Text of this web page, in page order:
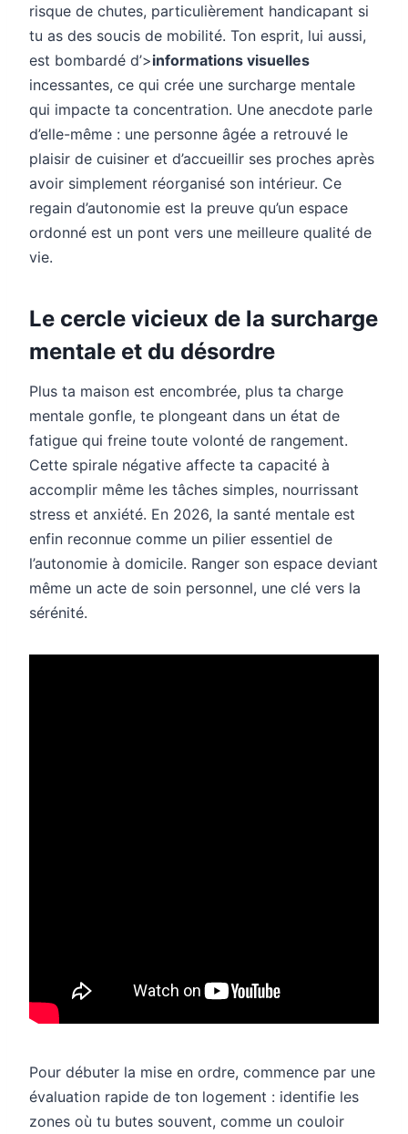
risque de chutes, particulièrement handicapant si
tu as des soucis de mobilité. Ton esprit, lui aussi,
est bombardé d’>informations visuelles
incessantes, ce qui crée une surcharge mentale
qui impacte ta concentration. Une anecdote parle
d’elle-même : une personne âgée a retrouvé le
plaisir de cuisiner et d’accueillir ses proches après
avoir simplement réorganisé son intérieur. Ce
regain d’autonomie est la preuve qu’un espace
ordonné est un pont vers une meilleure qualité de
vie.
Le cercle vicieux de la surcharge
mentale et du désordre
Plus ta maison est encombrée, plus ta charge
mentale gonfle, te plongeant dans un état de
fatigue qui freine toute volonté de rangement.
Cette spirale négative affecte ta capacité à
accomplir même les tâches simples, nourrissant
stress et anxiété. En 2026, la santé mentale est
enfin reconnue comme un pilier essentiel de
l’autonomie à domicile. Ranger son espace deviant
même un acte de soin personnel, une clé vers la
sérénité.
Pour débuter la mise en ordre, commence par une
évaluation rapide de ton logement : identifie les
zones où tu butes souvent, comme un couloir